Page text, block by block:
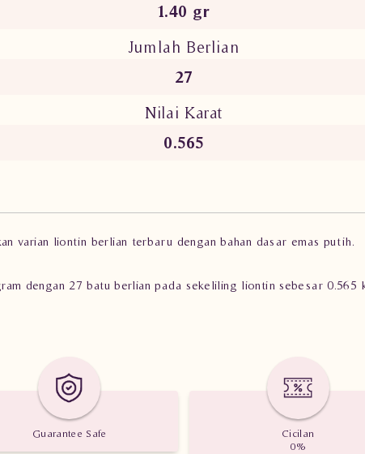
1.40 gr
Jumlah Berlian
27
Nilai Karat
0.565
varian liontin berlian terbaru dengan bahan dasar emas putih.
dengan 27 batu berlian pada sekeliling liontin sebesar 0.565
dan juga untuk perhiasan pesta untuk menunjang
berlian Logam Mulia.
Guarantee Safe
Cicilan
0%